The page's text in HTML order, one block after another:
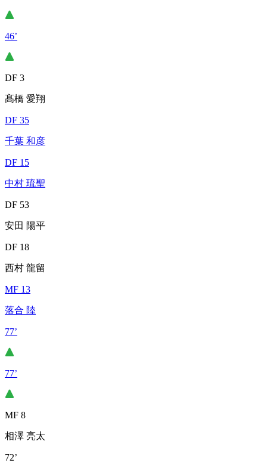
46’
DF 3
髙橋 愛翔
DF 35
千葉 和彦
DF 15
中村 琉聖
DF 53
安田 陽平
DF 18
西村 龍留
MF 13
落合 陸
77’
77’
MF 8
相澤 亮太
72’